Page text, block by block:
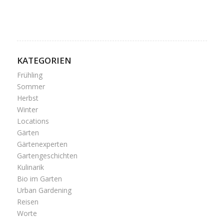
KATEGORIEN
Frühling
Sommer
Herbst
Winter
Locations
Gärten
Gärtenexperten
Gartengeschichten
Kulinarik
Bio im Garten
Urban Gardening
Reisen
Worte